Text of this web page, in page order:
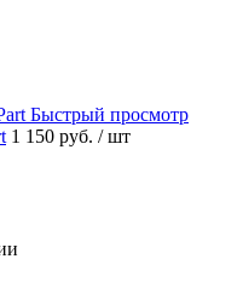
Быстрый просмотр
1 150 руб. / шт